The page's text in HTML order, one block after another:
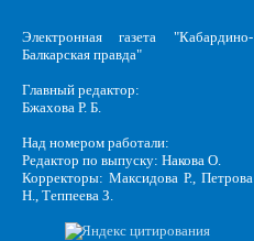
Электронная газета "Кабардино-
Балкарская правда"
Главный редактор:
Бжахова Р. Б.
Над номером работали:
Редактор по выпуску: Накова О.
Корректоры: Максидова Р., Петрова
Н., Теппеева З.